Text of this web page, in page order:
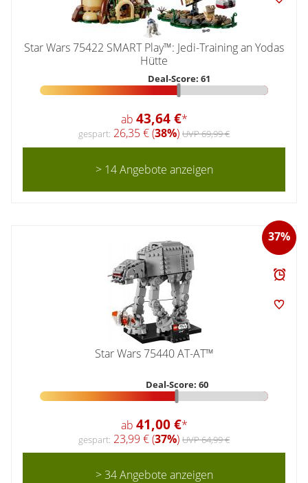
Star Wars 75422 SMART Play™: Jedi-Training an Yodas
Hütte
Deal-Score: 61
ab 43,64 €*
gespart: 26,35 € (38%) UVP 69,99 €
> 14 Angebote anzeigen
37%
Star Wars 75440 AT-AT™
Deal-Score: 60
ab 41,00 €*
gespart: 23,99 € (37%) UVP 64,99 €
> 34 Angebote anzeigen